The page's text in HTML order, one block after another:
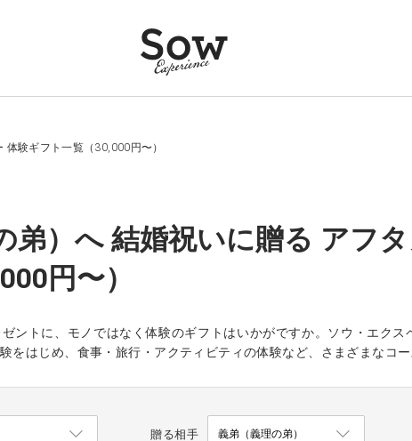
験ギフト一覧（30,000円〜）
弟）へ 結婚祝いに贈る アフ
円〜）
ントに、モノではなく体験のギフトはいかがですか。ソウ・エク
をはじめ、食事・旅行・アクティビティの体験など、さまざまなコー
贈る相手